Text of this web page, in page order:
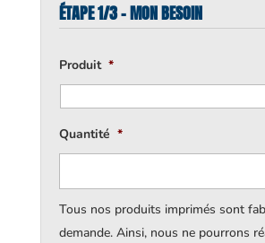
ÉTAPE 1/3 - MON BESOIN
Produit *
Quantité *
Tous nos produits imprimés sont
demande. Ainsi, nous ne pourrons